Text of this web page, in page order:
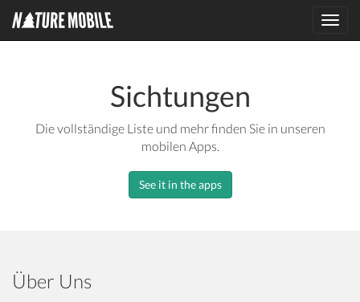
Sichtungen
Die vollständige Liste und mehr finden Sie in unseren
mobilen Apps.
See it in the apps
Über Uns